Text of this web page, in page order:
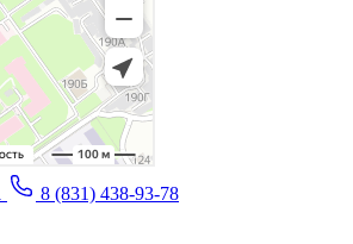
8 (831) 438-93-78